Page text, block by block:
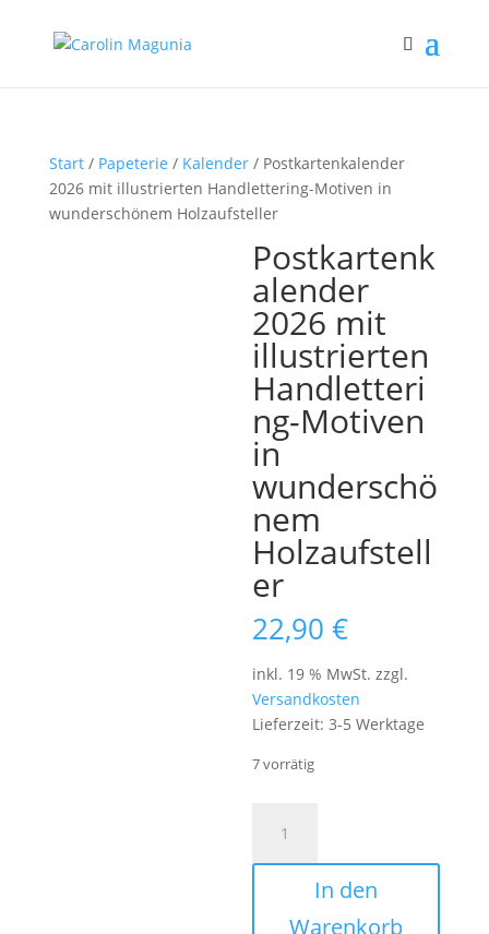
Start/ Papeterie / Kalender/ Postkartenkalender
2026 mit illustrierten Handlettering-Motiven in
wunderschönem Holzaufsteller
Postkartenk
alender
2026 mit
illustrierten
Handletteri
ng-Motiven
in
wunderschö
nem
Holzaufstell
er
22,90€
inkl. 19 % MwSt. zzgl.
Versandkosten
Lieferzeit:3-5 Werktage
7 vorrätig
2026
mit
illustrierten
Handlettering-
In den
Warenkorb